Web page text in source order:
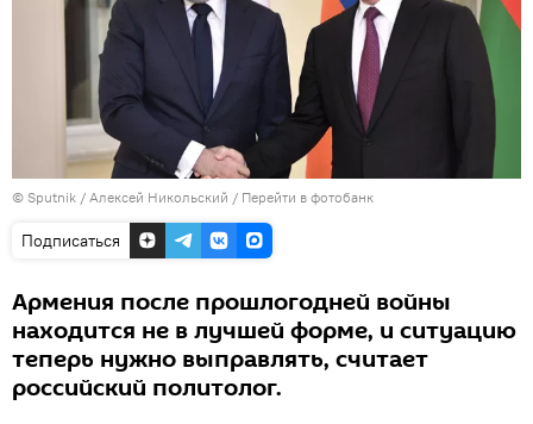
© Sputnik / Алексей Никольский / Перейти в фотобанк
Подписаться
Армения после прошлогодней войны
находится не в лучшей форме, и ситуацию
теперь нужно выправлять, считает
российский политолог.